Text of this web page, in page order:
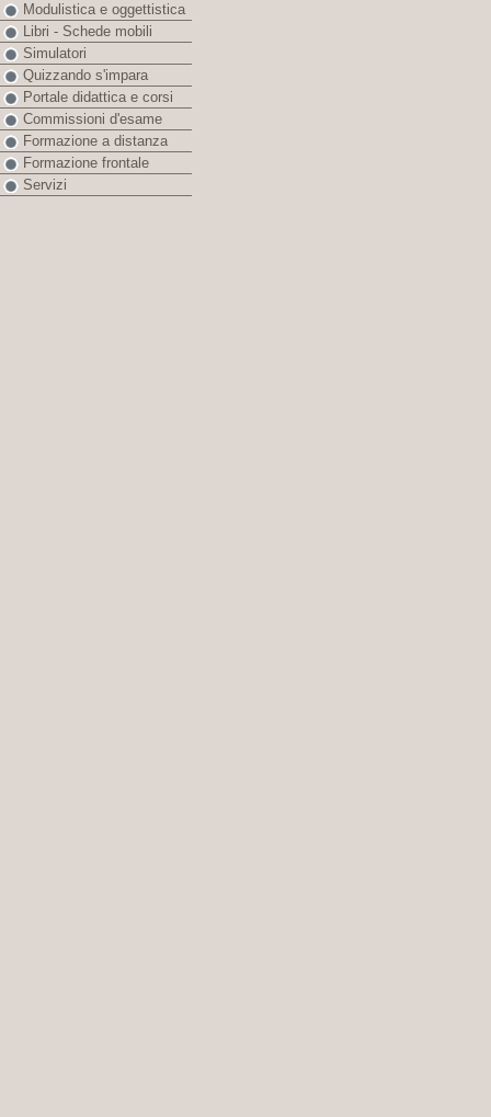
Modulistica e oggettistica
Libri - Schede mobili
Simulatori
Quizzando s'impara
Portale didattica e corsi
Commissioni d'esame
Formazione a distanza
Formazione frontale
Servizi